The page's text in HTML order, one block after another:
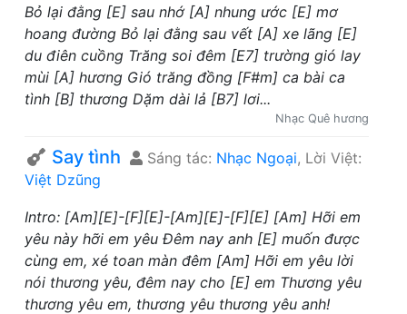
Bỏ lại đằng [E] sau nhớ [A] nhung ước [E] mơ
hoang đường Bỏ lại đằng sau vết [A] xe lãng [E]
du điên cuồng Trăng soi đêm [E7] trường gió lay
mùi [A] hương Gió trăng đồng [F#m] ca bài ca
tình [B] thương Dặm dài lả [B7] lơi...
Nhạc Quê hương
Say tình Sáng tác: Nhạc Ngoại, Lời Việt:
Việt Dzũng
Intro: [Am][E]-[F][E]-[Am][E]-[F][E] [Am] Hỡi em
yêu này hỡi em yêu Đêm nay anh [E] muốn được
cùng em, xé toan màn đêm [Am] Hỡi em yêu lời
nói thương yêu, đêm nay cho [E] em Thương yêu
thương yêu em, thương yêu thương yêu anh!